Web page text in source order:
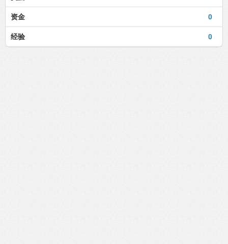
0
资金
0
经验